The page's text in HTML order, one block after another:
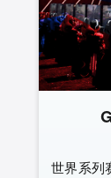
世界系列